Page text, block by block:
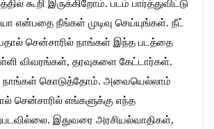
கூறி இருக்கிறோம். படம் பார்த்துவிட்டு
என்பதை நீங்கள் முடிவு செய்யுங்கள். நீட்
சென்சாரில் நாங்கள் இந்த படத்தை
விவரங்கள், தரவுகளை கேட்டார்கள்.
நாங்கள் கொடுத்தோம். அவையெல்லாம்
சென்சாரில் எங்களுக்கு எந்த
இதுவரை அரசியல்வாதிகள்,